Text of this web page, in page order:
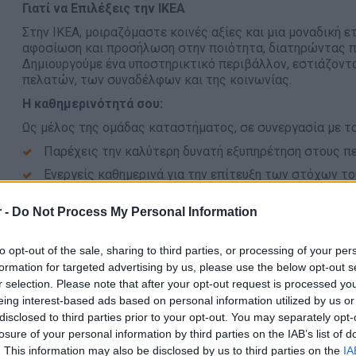
- Do Not Process My Personal Information
opt-out of the sale, sharing to third parties, or processing of your
for targeted advertising by us, please use the below opt-out
selection. Please note that after your opt-out request is processed
interest-based ads based on personal information utilized by us
to third parties prior to your opt-out. You may separately
of your personal information by third parties on the IAB’s list of
This information may also be disclosed by us to third parties on the
Γιατί να Επιλέξεις την ΙΚΕΑ
Στην ΙΚΕΑ, μοιραζόμαστε κοινές αξίες και μια μοναδική
αφοσίωση και προσήλωση στην ποιότητα, διατηρώντας
Δημιουργούμε ένα υποστηρικτικό περιβάλλον,
πελατών, των συναδέλφων και της κοινωνίας.
Η καθημερινότητά σου:
Ως μέλος της ομάδας καταστήματος, σε συνεργασία με
Παρέχεις την καλύτερη δυνατή εξυπηρέτηση στους
Ενεργείς καθημερινά για την επίτευξη των στόχων
Εφαρμόζεις τις ρουτίνες και τις διαδικασίες του
Γνωρίζεις πολύ καλά τα προϊόντα του τμήματος στο
Συμβάλλεις ενεργά, για ένα ευπρεπές, ασφαλές και
εικόνα και τους κανόνες της ΙΚΕΑ
Ξεχωρίζεις αν διαθέτεις:
Προσανατολισμός στην Εξυπηρέτηση του Πελάτη
Προσανατολισμός στο Αποτέλεσμα